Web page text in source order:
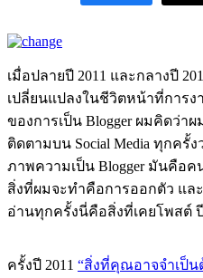
เมื่อปลายปี 2011 และกลางปี
เปลี่ยนแปลงในชีวิตหน้าที่การ
ของการเป็น Blogger ผมคิดว่า
ติดตามบน Social Media ทุกครั้ง
ภาพความเป็น Blogger มันคือ
สิ่งที่ผมจะทำคือการออกตัว แล
อ่านทุกครั้งนี่คือสิ่งที่เคยโพสต์
ครั้งปี 2011 “สิ่งที่คุณอาจจำเป็น